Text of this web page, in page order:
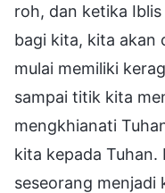
roh, dan ketika
bagi kita, kita akan
mulai memiliki
sampai titik kita
mengkhianati
kita kepada
seseorang menjadi